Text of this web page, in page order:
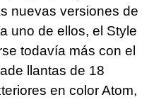
nuevas versiones de
uno de ellos, el Style
todavía más con el
llantas de 18
en color Atom,